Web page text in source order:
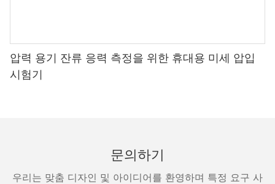
압력 용기 잔류 응력 측정을 위한 휴대용 미세 압입
시험기
문의하기
우리는 맞춤 디자인 및 아이디어를 환영하며 특정 요구 사